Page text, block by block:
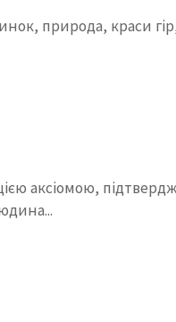
природа, краси
аксіомою,